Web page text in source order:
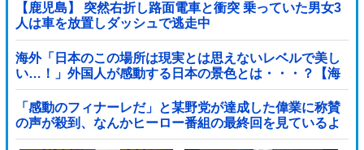
【鹿児島】 突然右折し路面電車と衝突 乗っていた男女3
人は車を放置しダッシュで逃走中
海外「日本のこの場所は現実とは思えないレベルで美し
い…！」外国人が感動する日本の景色とは・・・？【海
外の反応】
「感動のフィナーレだ」と某野党が達成した偉業に称賛
の声が殺到、なんかヒーロー番組の最終回を見ているよ
うな気分に……他